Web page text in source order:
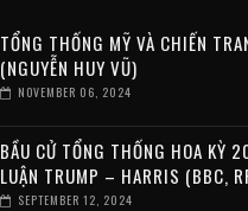
TỔNG THỐNG MỸ VÀ CHIẾN
(NGUYỄN HUY VŨ)
NOVEMBER 06, 2024
BẦU CỬ TỔNG THỐNG HOA KỲ
LUẬN TRUMP – HARRIS (BBC,
SEPTEMBER 12, 2024